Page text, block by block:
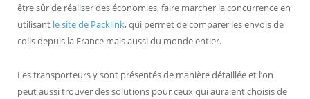
être sûr de réaliser des économies, faire marcher la concurrence en
utilisant le site de Packlink, qui permet de comparer les envois de
colis depuis la France mais aussi du monde entier.
Les transporteurs y sont présentés de manière détaillée et l’on
peut aussi trouver des solutions pour ceux qui auraient choisis de